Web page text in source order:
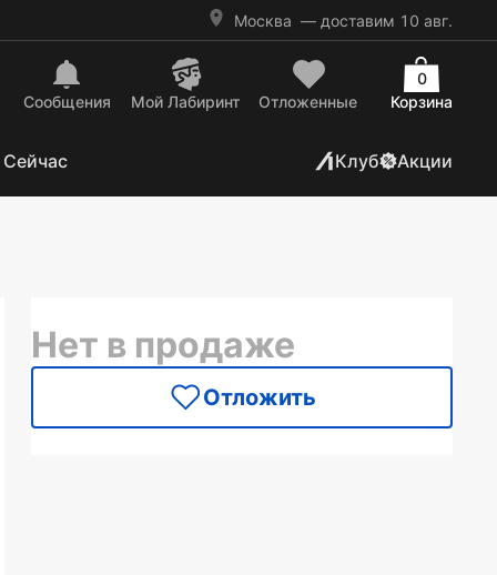
Москва — доставим 10 авг.
Сообщения Mой Лабиринт Отложенные Корзина
0
Клуб Акции
Нет в продаже
Отложить